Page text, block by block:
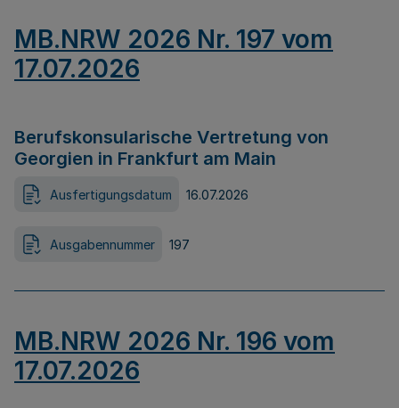
MB.NRW 2026 Nr. 197 vom
17.07.2026
Berufskonsularische Vertretung von
Georgien in Frankfurt am Main
Ausfertigungsdatum 16.07.2026
Ausgabennummer 197
MB.NRW 2026 Nr. 196 vom
17.07.2026